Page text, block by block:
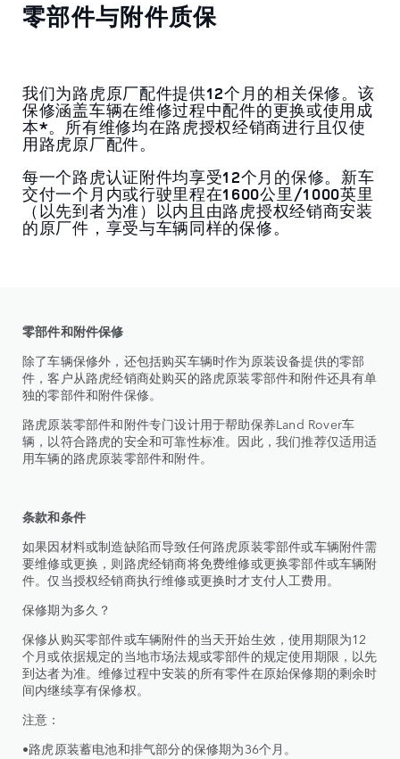
零部件与附件质保
我们为路虎原厂配件提供12个月的相关保修。该
保修涵盖车辆在维修过程中配件的更换或使用成
本*。所有维修均在路虎授权经销商进行且仅使
用路虎原厂配件。
每一个路虎认证附件均享受12个月的保修。新车
交付一个月内或行驶里程在1600公里/1000英里
（以先到者为准）以内且由路虎授权经销商安装
的原厂件，享受与车辆同样的保修。
零部件和附件保修
除了车辆保修外，还包括购买车辆时作为原装设备提供的零部
件，客户从路虎经销商处购买的路虎原装零部件和附件还具有单
独的零部件和附件保修。
路虎原装零部件和附件专门设计用于帮助保养Land Rover车
辆，以符合路虎的安全和可靠性标准。因此，我们推荐仅适用适
用车辆的路虎原装零部件和附件。
条款和条件
如果因材料或制造缺陷而导致任何路虎原装零部件或车辆附件需
要维修或更换，则路虎经销商将免费维修或更换零部件或车辆附
件。仅当授权经销商执行维修或更换时才支付人工费用。
保修期为多久？
保修从购买零部件或车辆附件的当天开始生效，使用期限为12
个月或依据规定的当地市场法规或零部件的规定使用期限，以先
到达者为准。维修过程中安装的所有零件在原始保修期的剩余时
间内继续享有保修权。
注意：
•路虎原装蓄电池和排气部分的保修期为36个月。